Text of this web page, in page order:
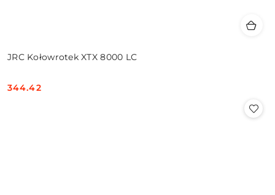
JRC Kołowrotek XTX 8000 LC
Cena:
344.42